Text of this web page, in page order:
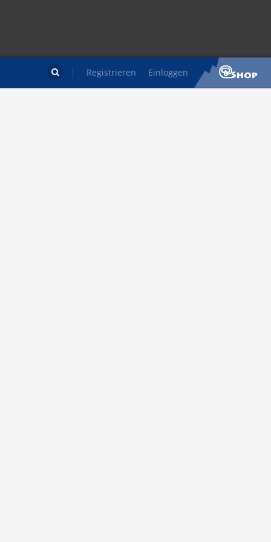
Registrieren Einloggen
